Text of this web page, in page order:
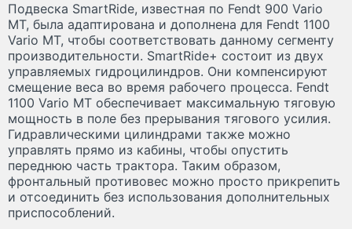
Подвеска SmartRide, известная по Fendt 900 Vario
MT, была адаптирована и дополнена для Fendt 1100
Vario MT, чтобы соответствовать данному сегменту
производительности. SmartRide+ состоит из двух
управляемых гидроцилиндров. Они компенсируют
смещение веса во время рабочего процесса. Fendt
1100 Vario MT обеспечивает максимальную тяговую
мощность в поле без прерывания тягового усилия.
Гидравлическими цилиндрами также можно
управлять прямо из кабины, чтобы опустить
переднюю часть трактора. Таким образом,
фронтальный противовес можно просто прикрепить
и отсоединить без использования дополнительных
приспособлений.